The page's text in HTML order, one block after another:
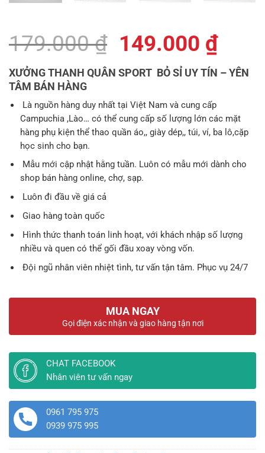
179.000₫ Giá
gốc
179.000 ₫.
149.000 ₫Giá
hiện
là:
XƯỞNG THANH QUÂN SPORT BỎ SỈ UY TÍN – YÊN
TÂM BÁN HÀNG
Là nguồn hàng duy nhất tại Việt Nam và cung cấp
Campuchia ,Lào… có thể cung cấp số lượng lớn các mặt
hàng phụ kiện thể thao quần áo,, giày dép,, túi, ví, ba lô,cặp
học sinh cho bạn.
Mẫu mới cập nhật hằng tuần. Luôn có mẫu mới dành cho
shop bán hàng online, chợ, sạp.
Luôn đi đầu về giá cả
Giao hàng toàn quốc
Hình thức thanh toán linh hoạt, với khách nhập số lượng
nhiều và quen có thể gối đầu xoay vòng vốn.
Đội ngũ nhân viên nhiệt tình, tư vấn tận tâm. Phục vụ 24/7
MUA NGAY
Gọi điện xác nhận và giao hàng tận nơi
CHAT FACEBOOK
Nhân viên tư vấn ngay
0961 795 975
0939 975 995